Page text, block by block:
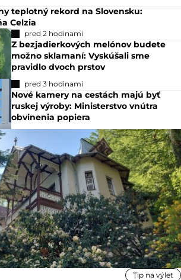
teplotný rekord na Slovensku:
Celzia
pred 2 hodinami
Z bezjadierkových melónov budete
možno sklamaní: Vyskúšali sme
pravidlo dvoch prstov
pred 3 hodinami
Nové kamery na cestách majú byť
ruskej výroby: Ministerstvo vnútra
obvinenia popiera
Tip na výlet